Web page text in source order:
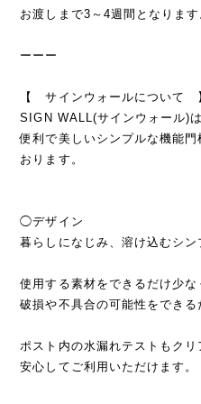
お渡しまで3～4週間となります
ーーー
【 サインウォールについて
SIGN WALL(サインウォール)は
便利で美しいシンプルな機能
おります。
◯デザイン
暮らしになじみ、溶け込むシン
使用する素材をできるだけ少な
破損や不具合の可能性をできる
ポスト内の水漏れテストもクリ
安心してご利用いただけます。